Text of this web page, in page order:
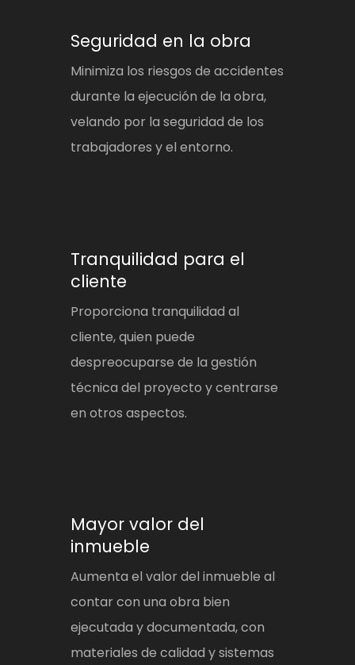
Seguridad en la obra
Minimiza los riesgos de accidentes
durante la ejecución de la obra,
velando por la seguridad de los
trabajadores y el entorno.
Tranquilidad para el
cliente
Proporciona tranquilidad al
cliente, quien puede
despreocuparse de la gestión
técnica del proyecto y centrarse
en otros aspectos.
Mayor valor del
inmueble
Aumenta el valor del inmueble al
contar con una obra bien
ejecutada y documentada, con
materiales de calidad y sistemas